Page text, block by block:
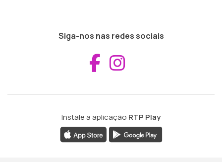
Siga-nos nas redes sociais
Aceder ao
Instale a aplicação RTP Play